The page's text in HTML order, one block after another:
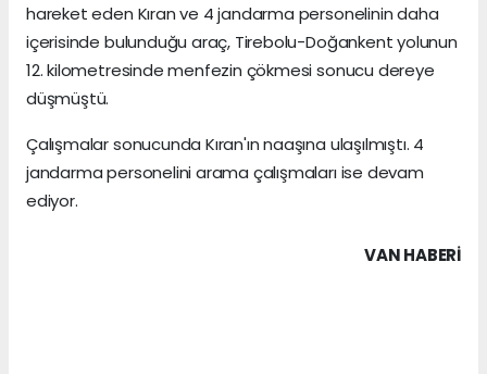
hareket eden Kıran ve 4 jandarma personelinin daha
içerisinde bulunduğu araç, Tirebolu-Doğankent yolunun
12. kilometresinde menfezin çökmesi sonucu dereye
düşmüştü.
Çalışmalar sonucunda Kıran'ın naaşına ulaşılmıştı. 4
jandarma personelini arama çalışmaları ise devam
ediyor.
VAN HABERİ